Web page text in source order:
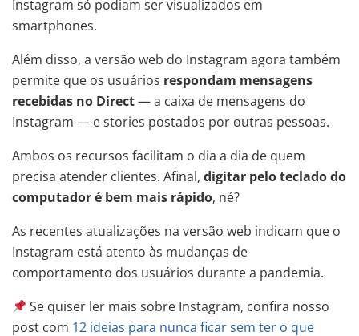
Instagram só podiam ser visualizados em
smartphones.
Além disso, a versão web do Instagram agora também
permite que os usuários respondam mensagens
recebidas no Direct— a caixa de mensagens do
Instagram — e stories postados por outras pessoas.
Ambos os recursos facilitam o dia a dia de quem
precisa atender clientes. Afinal, digitar pelo teclado do
computador é bem mais rápido, né?
As recentes atualizações na versão web indicam que o
Instagram está atento às mudanças de
comportamento dos usuários durante a pandemia.
Se quiser ler mais sobre Instagram, confira nosso
post com 12 ideias para nunca ficar sem ter o que